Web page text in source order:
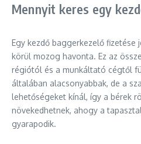
Mennyit keres egy
Egy kezdő baggerkezelő
körül mozog havonta. Ez az
régiótól és a munkáltató cégtől
általában alacsonyabbak, de a
lehetőségeket kínál, így a bérek
növekedhetnek, ahogy a
gyarapodik.